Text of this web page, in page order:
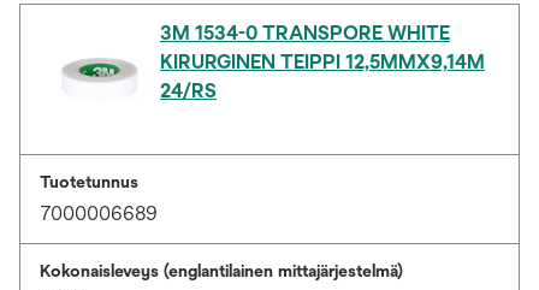
3M 1534-0 TRANSPORE WHITE
KIRURGINEN TEIPPI 12,5MMX9,14M
24/RS
Tuotetunnus
7000006689
Kokonaisleveys (englantilainen mittajärjestelmä)